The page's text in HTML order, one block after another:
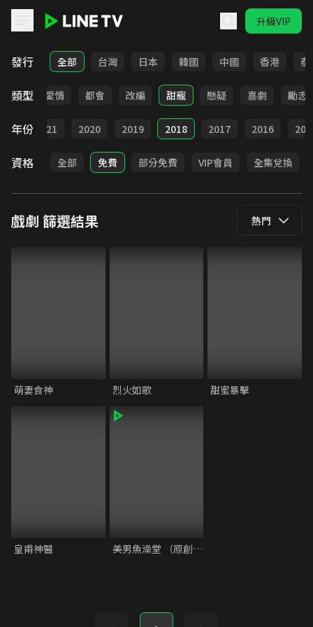
升級VIP
LINE TV - 戲劇
發行 全部 台灣 日本 韓國 中國 香港 泰
類型
古裝 愛情 都會 改編 甜寵 懸疑 喜劇 勵志
年份 2021 2020 2019 2018 2017 2016
資格 全部 免費 部分免費 VIP會員 全集兌換
戲劇 篩選結果 熱門
萌妻食神 烈火如歌 甜蜜暴擊
皇甫神醫 美男魚澡堂 （原創電速劇）